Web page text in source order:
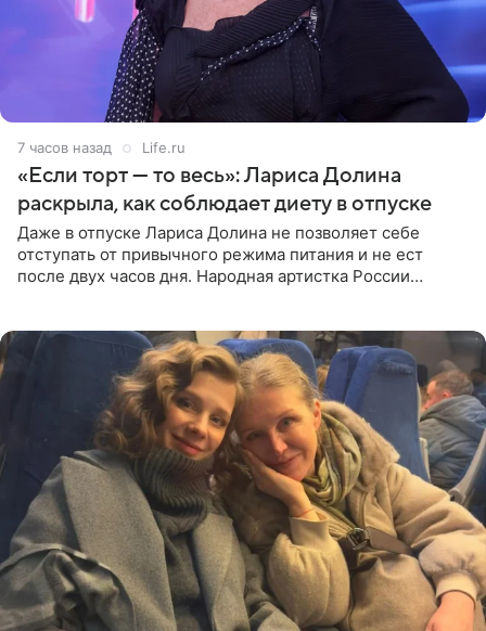
7 часов назад Life.ru
«Если торт — то весь»: Лариса Долина
раскрыла, как соблюдает диету в отпуске
Даже в отпуске Лариса Долина не позволяет себе
отступать от привычного режима питания и не ест
после двух часов дня. Народная артистка России